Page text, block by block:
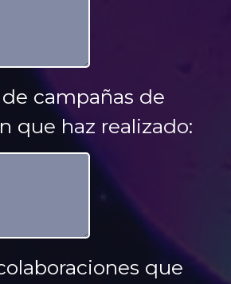
campañas de
que haz realizado:
que